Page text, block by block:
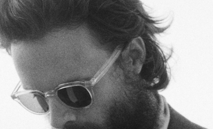
Sugar in your bowl
Toys in the Attic(11)
ÉTIQUETTES
AFRICA AFROBEAT
BRAZIL
BRITPOP
CLASSIQUE
CONTEMPORAIN